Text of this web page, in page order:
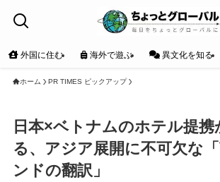
外国に住む 海外で遊ぶ 異文化を知る
ホーム PR TIMES ピックアップ
日本×ベトナムのホテル提携
る、アジア展開に不可欠な
ンドの翻訳」